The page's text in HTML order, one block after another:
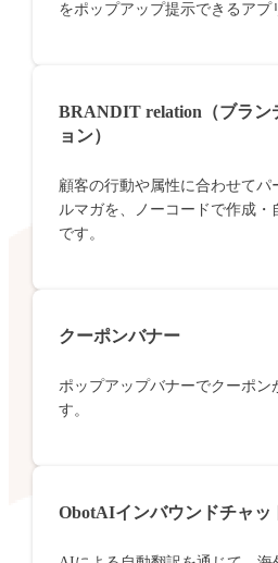
をポップアップ提示できるアプ
BRANDIT relation（ブラン
ョン）
顧客の行動や属性に合わせてパ
ルマガを、ノーコードで作成・
です。
クーポンバナー
ポップアップバナーでクーポン
す。
ObotAIインバウンドチャッ